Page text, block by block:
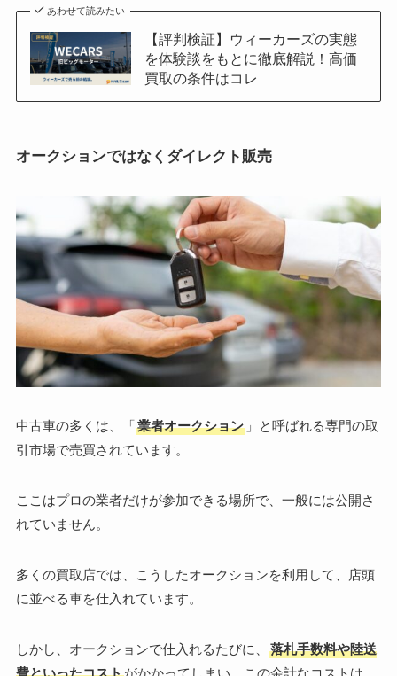
あわせて読みたい
【評判検証】ウィーカーズの実態
を体験談をもとに徹底解説！高価
買取の条件はコレ
オークションではなくダイレクト販売
中古車の多くは、「業者オークション」と呼ばれる専門の取
引市場で売買されています。
ここはプロの業者だけが参加できる場所で、一般には公開さ
れていません。
多くの買取店では、こうしたオークションを利用して、店頭
に並べる車を仕入れています。
しかし、オークションで仕入れるたびに、
落札手数料や陸送
費といったコストがかかってしまい、この余計なコストは、